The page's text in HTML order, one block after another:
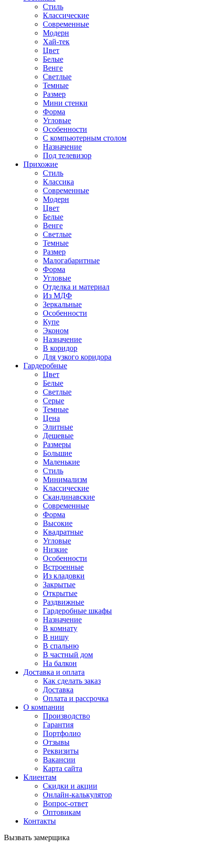
Стиль
Классические
Современные
Модерн
Хай-тек
Цвет
Белые
Венге
Светлые
Темные
Размер
Мини стенки
Форма
Угловые
Особенности
С компьютерным столом
Назначение
Под телевизор
Прихожие
Стиль
Классика
Современные
Модерн
Цвет
Белые
Венге
Светлые
Темные
Размер
Малогабаритные
Форма
Угловые
Отделка и материал
Из МДФ
Зеркальные
Особенности
Купе
Эконом
Назначение
В коридор
Для узкого коридора
Гардеробные
Цвет
Белые
Светлые
Серые
Темные
Цена
Элитные
Дешевые
Размеры
Большие
Маленькие
Стиль
Минимализм
Классические
Скандинавские
Современные
Форма
Высокие
Квадратные
Угловые
Низкие
Особенности
Встроенные
Из кладовки
Закрытые
Открытые
Раздвижные
Гардеробные шкафы
Назначение
В комнату
В нишу
В спальню
В частный дом
На балкон
Доставка и оплата
Как сделать заказ
Доставка
Оплата и рассрочка
О компании
Производство
Гарантия
Портфолио
Отзывы
Реквизиты
Вакансии
Карта сайта
Клиентам
Скидки и акции
Онлайн-калькулятор
Вопрос-ответ
Оптовикам
Контакты
Вызвать замерщика